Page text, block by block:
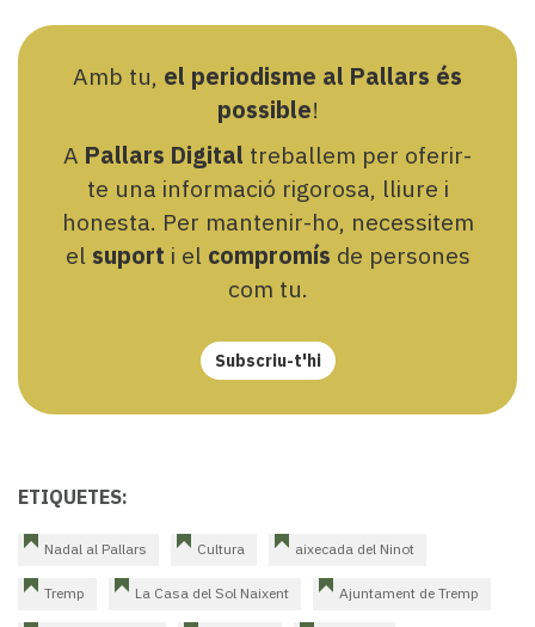
Amb tu, el periodisme al Pallars és
possible!
A Pallars Digital treballem per oferir-
te una informació rigorosa, lliure i
honesta. Per mantenir-ho, necessitem
el suport i el compromís de persones
com tu.
Subscriu-t'hi
ETIQUETES:
Nadal al Pallars Cultura aixecada del Ninot
Tremp La Casa del Sol Naixent Ajuntament de Tremp